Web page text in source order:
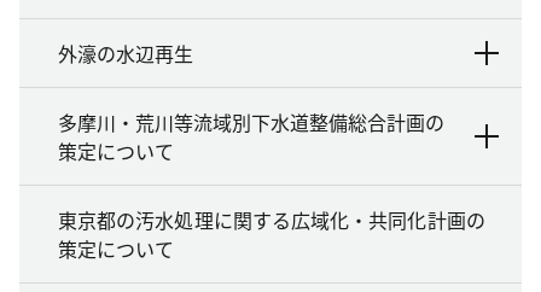
外濠の水辺再生
多摩川・荒川等流域別下水道整備総合計画の
策定について
東京都の汚水処理に関する広域化・共同化計画の
策定について